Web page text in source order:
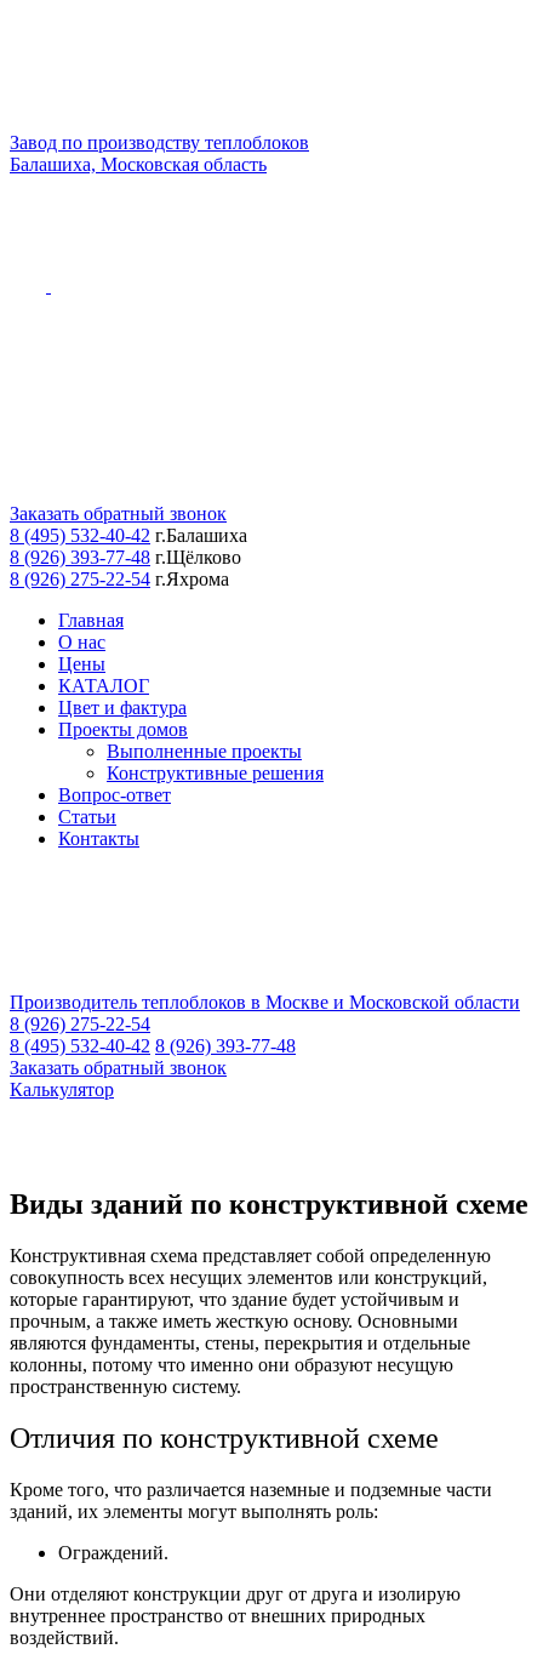
Завод по производству теплоблоков
Балашиха, Московская область
Заказать обратный звонок
8 (495) 532-40-42 г.Балашиха
8 (926) 393-77-48 г.Щёлково
8 (926) 275-22-54 г.Яхрома
Главная
О нас
Цены
КАТАЛОГ
Цвет и фактура
Проекты домов
Выполненные проекты
Конструктивные решения
Вопрос-ответ
Статьи
Контакты
Производитель теплоблоков в Москве и Московской области
8 (926) 275-22-54
8 (495) 532-40-42 8 (926) 393-77-48
Заказать обратный звонок
Калькулятор
Виды зданий по конструктивной схеме
Конструктивная схема представляет собой определенную
совокупность всех несущих элементов или конструкций,
которые гарантируют, что здание будет устойчивым и
прочным, а также иметь жесткую основу. Основными
являются фундаменты, стены, перекрытия и отдельные
колонны, потому что именно они образуют несущую
пространственную систему.
Отличия по конструктивной схеме
Кроме того, что различается наземные и подземные части
зданий, их элементы могут выполнять роль:
Ограждений.
Они отделяют конструкции друг от друга и изолирую
внутреннее пространство от внешних природных
воздействий.